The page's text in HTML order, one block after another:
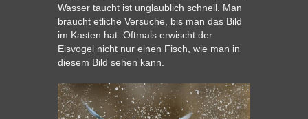
Wasser taucht ist unglaublich schnell. Man
braucht etliche Versuche, bis man das Bild
im Kasten hat. Oftmals erwischt der
Eisvogel nicht nur einen Fisch, wie man in
diesem Bild sehen kann.